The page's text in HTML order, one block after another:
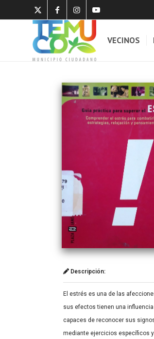
VECINOS
Descripción:
El estrés es una de las
sus efectos tienen una
capaces de reconocer sus
mediante ejercicios específicos